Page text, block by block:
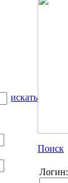
искать
Поиск
Логин: